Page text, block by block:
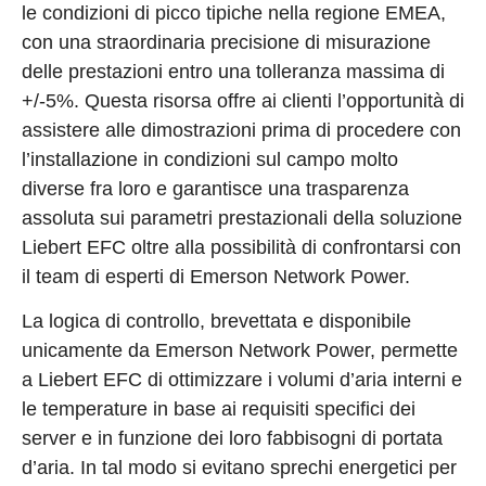
le condizioni di picco tipiche nella regione EMEA,
con una straordinaria precisione di misurazione
delle prestazioni entro una tolleranza massima di
+/-5%. Questa risorsa offre ai clienti l’opportunità di
assistere alle dimostrazioni prima di procedere con
l’installazione in condizioni sul campo molto
diverse fra loro e garantisce una trasparenza
assoluta sui parametri prestazionali della soluzione
Liebert EFC oltre alla possibilità di confrontarsi con
il team di esperti di Emerson Network Power.
La logica di controllo, brevettata e disponibile
unicamente da Emerson Network Power, permette
a Liebert EFC di ottimizzare i volumi d’aria interni e
le temperature in base ai requisiti specifici dei
server e in funzione dei loro fabbisogni di portata
d’aria. In tal modo si evitano sprechi energetici per